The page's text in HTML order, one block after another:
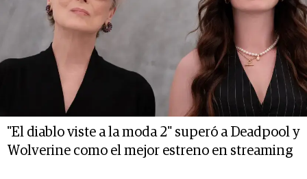
"El diablo viste a la moda 2" superó a Deadpool y
Wolverine como el mejor estreno en streaming